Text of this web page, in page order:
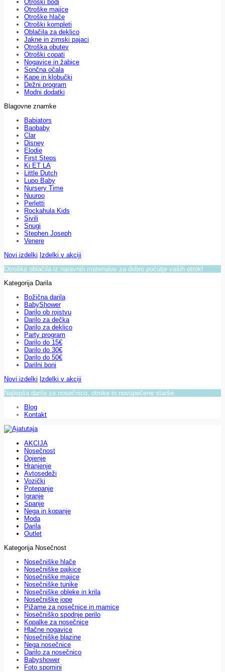
Otroški bodi
Otroške majice
Otroške hlače
Otroški kompleti
Oblačila za deklico
Jakne in zimski pajaci
Otroška obutev
Otroški copati
Nogavice in žabice
Sončna očala
Kape in klobučki
Dežni program
Modni dodatki
Blagovne znamke
Babiators
Baobaby
Clar
Disney
Elodie
First Steps
Ki ET LA
Little Dutch
Lupo Baby
Nursery Time
Nuuroo
Perletti
Rockahula Kids
Sivili
Snugi
Stephen Joseph
Venere
Novi izdelki Izdelki v akciji
Otroška oblačila iz naravnih materialov za dobro počutje vaših otrok!
Kategorija Darila
Božična darila
BabyShower
Darilo ob rojstvu
Darilo za dečka
Darilo za deklico
Party program
Darilo do 15€
Darilo do 30€
Darilo do 50€
Darilni boni
Novi izdelki Izdelki v akciji
Najlepša darila za nosečnico, otroke in novopečene starše.
Blog
Kontakt
AKCIJA
Nosečnost
Dojenje
Hranjenje
Avtosedeži
Vozički
Potepanje
Igranje
Spanje
Nega in kopanje
Moda
Darila
Outlet
Kategorija Nosečnost
Nosečniške hlače
Nosečniške pajkice
Nosečniške majice
Nosečniške tunike
Nosečniške obleke in krila
Nosečniške jope
Pižame za nosečnice in mamice
Nosečniško spodnje perilo
Kopalke za nosečnice
Hlačne nogavice
Nosečniške blazine
Nega nosečnice
Darilo za nosečnico
Babyshower
Foto spomini